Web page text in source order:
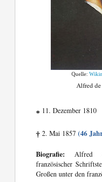
Quelle:
Alfred
* 11. Dezember 1810
† 2. Mai 1857(46
Biografie: Alfred
französischer
Großen unter den